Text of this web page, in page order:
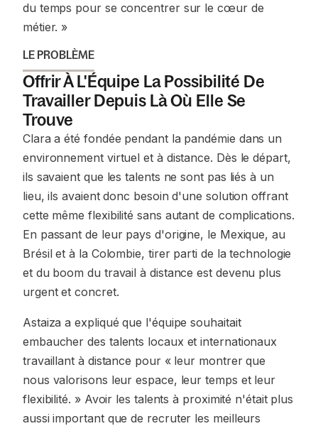
du temps pour se concentrer sur le cœur de
métier. »
LE PROBLÈME
Offrir À L'Équipe La Possibilité De
Travailler Depuis Là Où Elle Se
Trouve
Clara a été fondée pendant la pandémie dans un
environnement virtuel et à distance. Dès le départ,
ils savaient que les talents ne sont pas liés à un
lieu, ils avaient donc besoin d'une solution offrant
cette même flexibilité sans autant de complications.
En passant de leur pays d'origine, le Mexique, au
Brésil et à la Colombie, tirer parti de la technologie
et du boom du travail à distance est devenu plus
urgent et concret.
Astaiza a expliqué que l'équipe souhaitait
embaucher des talents locaux et internationaux
travaillant à distance pour « leur montrer que
nous valorisons leur espace, leur temps et leur
flexibilité. » Avoir les talents à proximité n'était plus
aussi important que de recruter les meilleurs